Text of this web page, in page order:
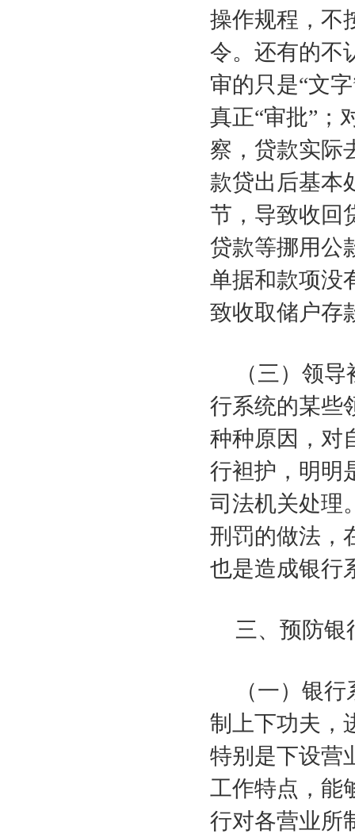
操作规程，不
令。还有的不
审的只是“文
真正“审批”；
察，贷款实际
款贷出后基本
节，导致收回
贷款等挪用公
单据和款项没
致收取储户存
（三）领
行系统的某些
种种原因，对
行袒护，明明
司法机关处理
刑罚的做法，
也是造成银行
三、预防银
（一）银
制上下功夫，
特别是下设营
工作特点，能
行对各营业所